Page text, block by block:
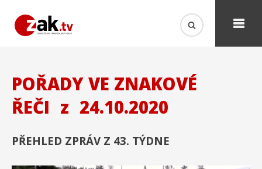
POŘADY VE ZNAKOVÉ
ŘEČI z 24.10.2020
PŘEHLED ZPRÁV Z 43. TÝDNE